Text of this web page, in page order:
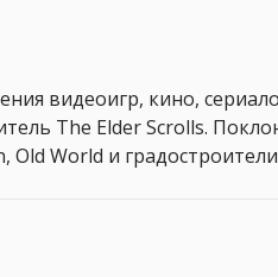
видеоигр, кино,
The Elder Scrolls.
Old World и